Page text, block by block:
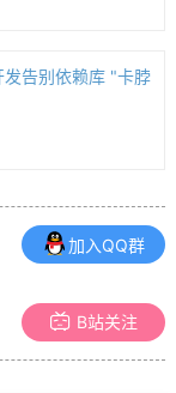
告别依赖库 "卡脖
加入QQ群
B站关注